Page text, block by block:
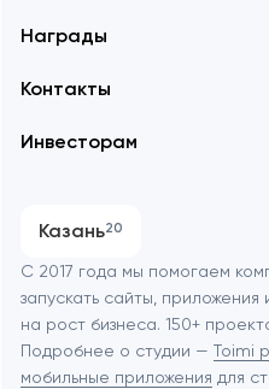
Награды
Контакты
Инвесторам
Казань20
С 2017 года мы помогаем
запускать сайты,
на рост бизнеса. 150+
Подробнее о студии — Toimi
мобильные приложения для